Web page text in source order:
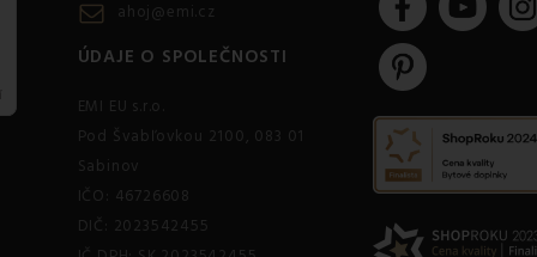
ahoj@emi.cz
ÚDAJE O SPOLEČNOSTI
EMI EU s.r.o.
Pod Švabľovkou 2100, 083 01
Sabinov
IČO: 46726608
DIČ: 2023542455